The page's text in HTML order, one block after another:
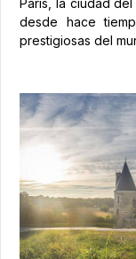
París, la ciudad
desde hace
prestigiosas del